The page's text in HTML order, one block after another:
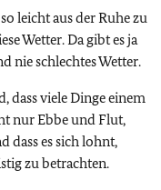
leicht aus der Ruhe zu
Wetter. Da gibt es ja
nie schlechtes Wetter.
dass viele Dinge einem
nur Ebbe und Flut,
dass es sich lohnt,
zu betrachten.